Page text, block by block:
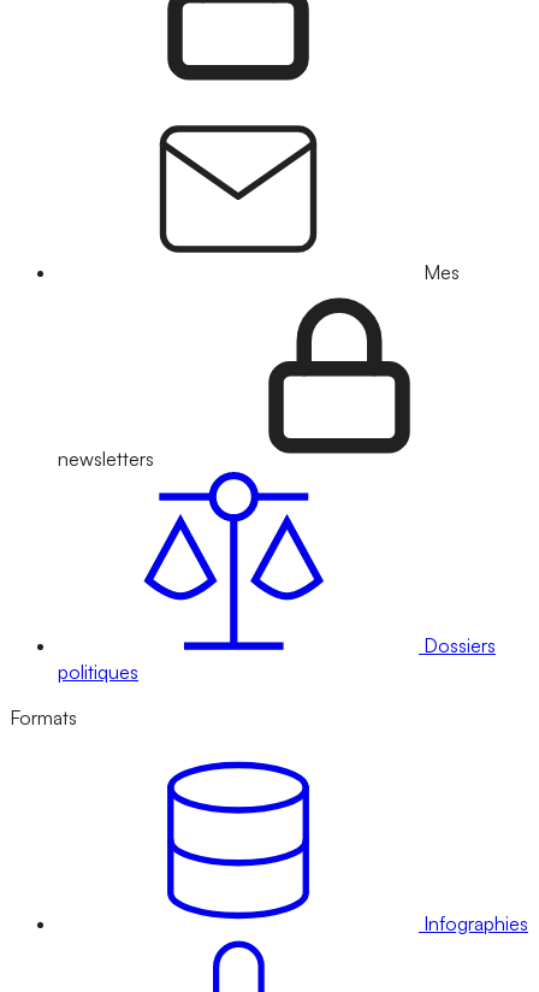
Mes
newsletters
Dossiers
politiques
Formats
Infographies